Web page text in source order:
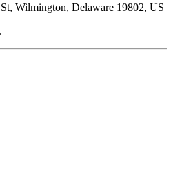
Wilmington, Delaware 19802, US